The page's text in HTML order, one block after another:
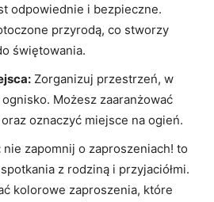
odpowiednie i​ bezpieczne.
przyrodą, co stworzy
świętowania.
Zorganizuj przestrzeń, w
Możesz‌ zaaranżować
oznaczyć ⁢miejsce na ogień.
nie zapomnij o zaproszeniach! to
z rodziną i przyjaciółmi.
⁤kolorowe zaproszenia, które